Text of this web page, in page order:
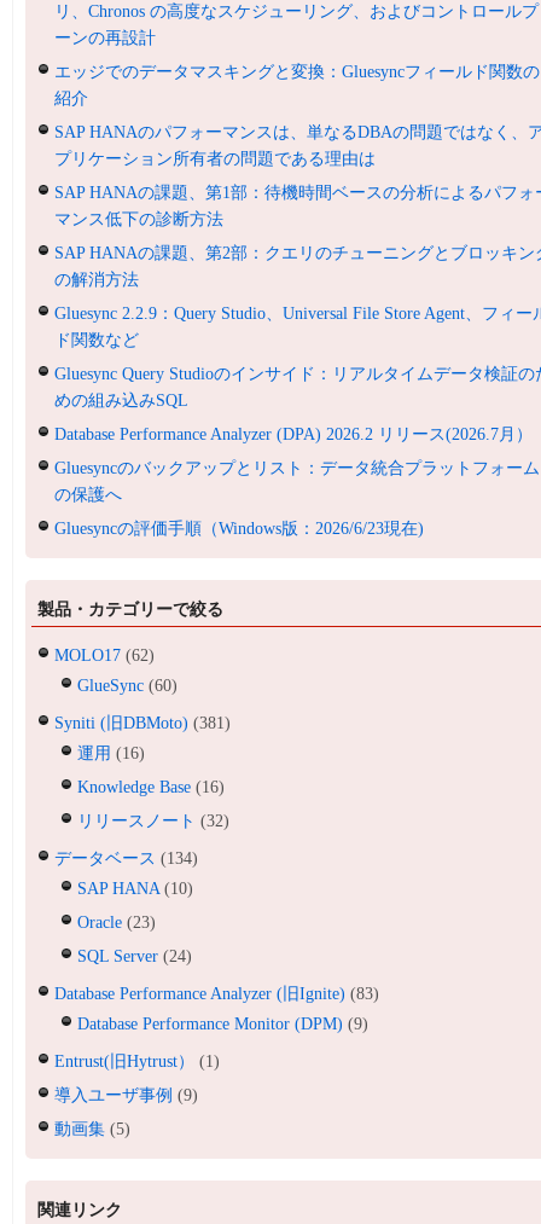
リ、Chronos の高度なスケジューリング、およびコントロール
ーンの再設計
エッジでのデータマスキングと変換：Gluesyncフィールド関数の
紹介
SAP HANAのパフォーマンスは、単なるDBAの問題ではなく、
プリケーション所有者の問題である理由は
SAP HANAの課題、第1部：待機時間ベースの分析によるパフォ
マンス低下の診断方法
SAP HANAの課題、第2部：クエリのチューニングとブロッキン
の解消方法
Gluesync 2.2.9：Query Studio、Universal File Store Agent、フィー
ド関数など
Gluesync Query Studioのインサイド：リアルタイムデータ検証の
めの組み込みSQL
Database Performance Analyzer (DPA) 2026.2 リリース(2026.7月）
Gluesyncのバックアップとリスト：データ統合プラットフォーム
の保護へ
Gluesyncの評価手順（Windows版：2026/6/23現在)
製品・カテゴリーで絞る
MOLO17 (62)
GlueSync (60)
Syniti (旧DBMoto) (381)
運用 (16)
Knowledge Base (16)
リリースノート (32)
データベース (134)
SAP HANA(10)
Oracle (23)
SQL Server (24)
Database Performance Analyzer (旧Ignite) (83)
Database Performance Monitor (DPM) (9)
Entrust(旧Hytrust）
(1)
導入ユーザ事例 (9)
動画集 (5)
関連リンク